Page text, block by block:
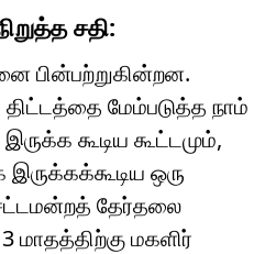
சதி:
பின்பற்றுகின்றன.
திட்டத்தை மேம்படுத்த நாம்
கூடிய கூட்டமும்,
இருக்கக்கூடிய ஒரு
சட்டமன்றத் தேர்தலை
மாதத்திற்கு மகளிர்